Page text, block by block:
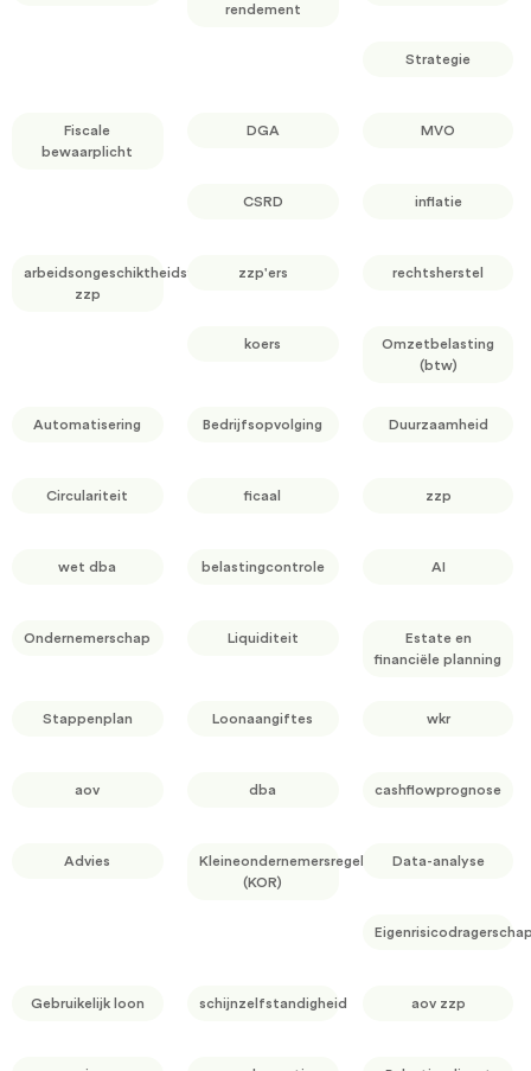
rendement
Strategie
Fiscale
bewaarplicht
DGA MVO
CSRD inflatie
arbeidsongeschiktheidsverzekering
zzp
zzp'ers rechtsherstel
koers
Omzetbelasting
(btw)
Automatisering Bedrijfsopvolging Duurzaamheid
Circulariteit ficaal zzp
wet dba belastingcontrole AI
Ondernemerschap Liquiditeit
Estate en
financiële planning
Stappenplan Loonaangiftes wkr
aov dba cashflowprognose
Advies
Kleineondernemersregeling
(KOR)
Data-analyse
Gebruikelijk loon schijnzelfstandigheid aov zzp